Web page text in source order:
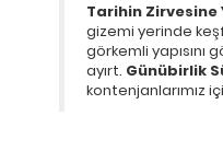
Tarihin Zirvesine
gizemi yerinde
görkemli yapısını
ayırt. Günübirlik
kontenjanlarımız